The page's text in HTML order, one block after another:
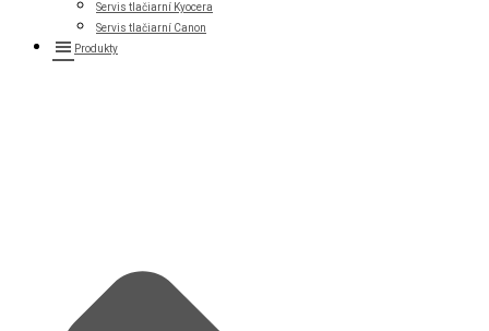
Servis tlačiarní Kyocera
Servis tlačiarní Canon
Produkty